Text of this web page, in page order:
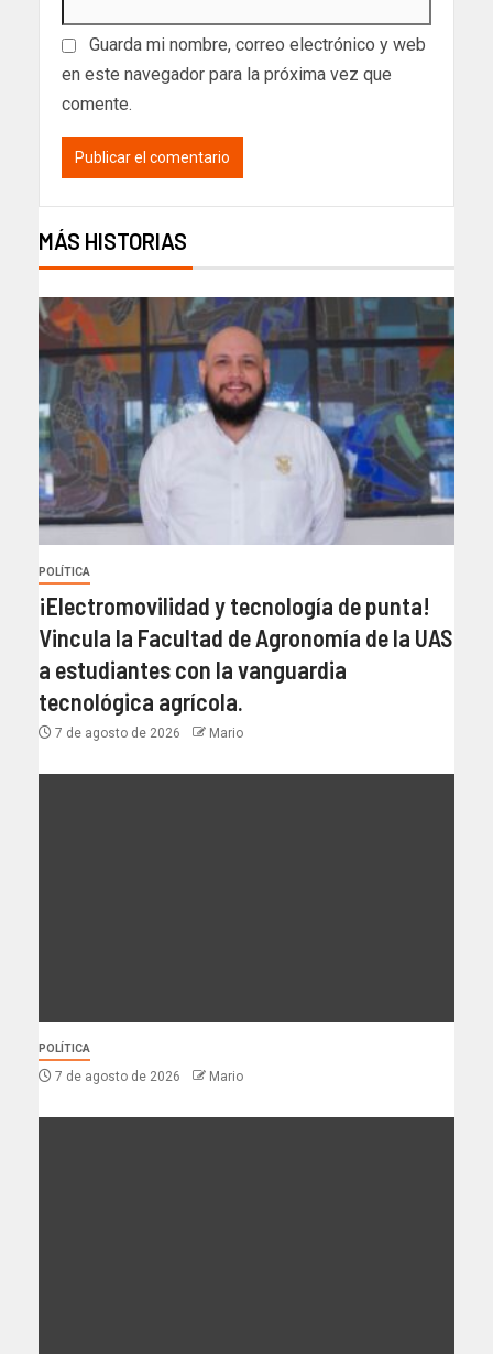
Guarda mi nombre, correo electrónico y web
en este navegador para la próxima vez que
comente.
MÁS HISTORIAS
POLÍTICA
¡Electromovilidad y tecnología de punta!
Vincula la Facultad de Agronomía de la UAS
a estudiantes con la vanguardia
tecnológica agrícola.
7 de agosto de 2026 Mario
POLÍTICA
7 de agosto de 2026 Mario